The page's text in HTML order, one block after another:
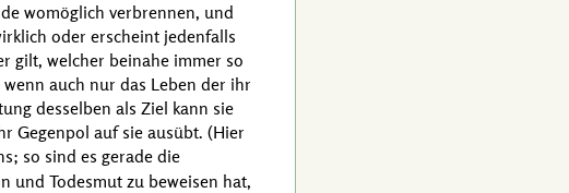
womöglich verbrennen, und
oder erscheint jedenfalls
gilt, welcher beinahe immer so
auch nur das Leben der ihr
desselben als Ziel kann sie
Gegenpol auf sie ausübt. (Hier
so sind es gerade die
und Todesmut zu beweisen hat,